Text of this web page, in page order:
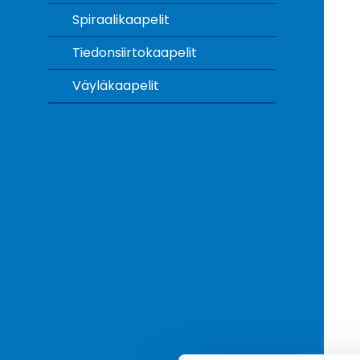
Spiraalikaapelit
Tiedonsiirtokaapelit
Väyläkaapelit